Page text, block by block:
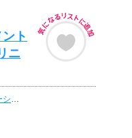
ト
ニ
会)